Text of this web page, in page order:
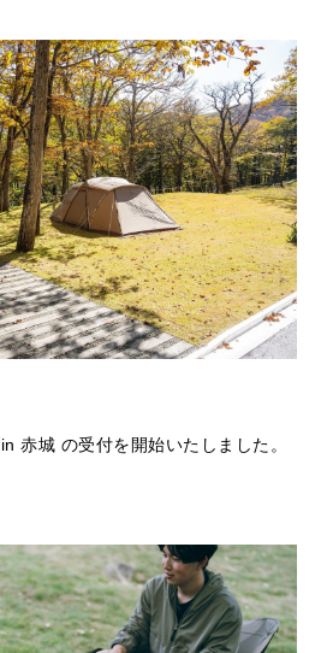
赤城 の受付を開始いたしました。